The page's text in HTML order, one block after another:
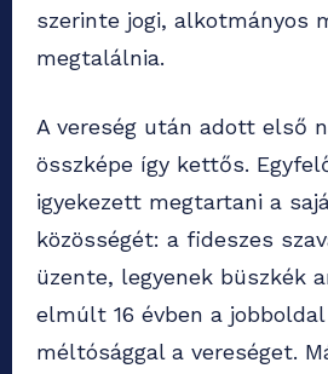
szerinte jogi, alkotmányos
megtalálnia.
A vereség után adott első
összképe így kettős.
igyekezett megtartani a
közösségét: a fideszes
üzente, legyenek büszkék
elmúlt 16 évben a
méltósággal a vereséget.